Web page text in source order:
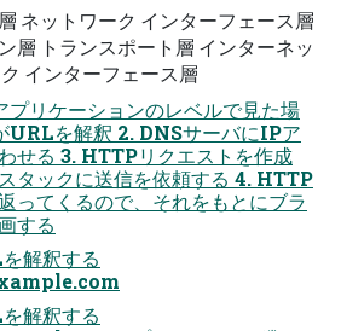
ネットワーク インターフェース層
層 トランスポート層 インターネッ
インターフェース層
プリケーションのレベルで見た場
URLを解釈 2. DNSサーバにIPア
せる 3. HTTPリクエストを作成
タックに送信を依頼する 4. HTTP
ってくるので、それをもとにブラ
する
解釈する
解釈する